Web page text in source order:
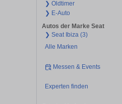
❯ Oldtimer
❯ E-Auto
Autos der Marke Seat
❯ Seat Ibiza (3)
Alle Marken
Messen & Events
Experten finden